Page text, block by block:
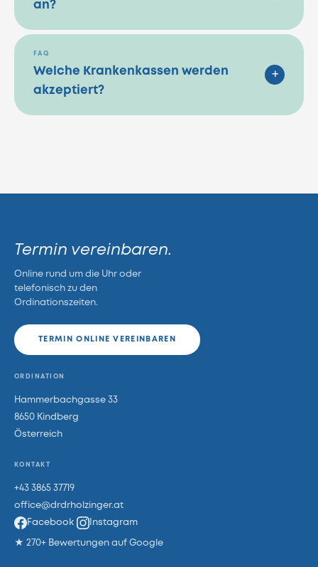
an?
FAQ
Welche Krankenkassen werden
akzeptiert?
+
Termin vereinbaren.
Online rund um die Uhr oder
telefonisch zu den
Ordinationszeiten.
TERMIN ONLINE VEREINBAREN
ORDINATION
Hammerbachgasse 33
8650 Kindberg
Österreich
KONTAKT
+43 3865 37719
office@drdrholzinger.at
Facebook Instagram
★ 270+ Bewertungen auf Google